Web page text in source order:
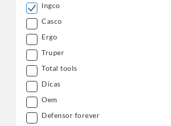
Ingco
Casco
Ergo
Truper
Total tools
Dicas
Oem
Defensor forever